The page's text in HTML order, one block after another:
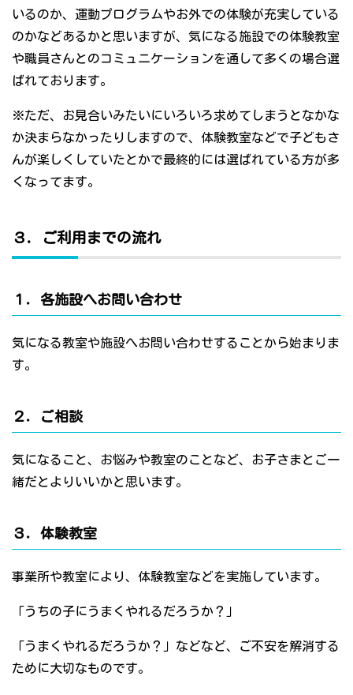
いるのか、運動プログラムやお外での体験が充実している
のかなどあるかと思いますが、気になる施設での体験教室
や職員さんとのコミュニケーションを通して多くの場合選
ばれております。
※ただ、お見合いみたいにいろいろ求めてしまうとなかな
か決まらなかったりしますので、体験教室などで子どもさ
んが楽しくしていたとかで最終的には選ばれている方が多
くなってます。
３．ご利用までの流れ
１．各施設へお問い合わせ
気になる教室や施設へお問い合わせすることから始まりま
す。
２．ご相談
気になること、お悩みや教室のことなど、お子さまとご一
緒だとよりいいかと思います。
３．体験教室
事業所や教室により、体験教室などを実施しています。
「うちの子にうまくやれるだろうか？」
「うまくやれるだろうか？」などなど、ご不安を解消する
ために大切なものです。